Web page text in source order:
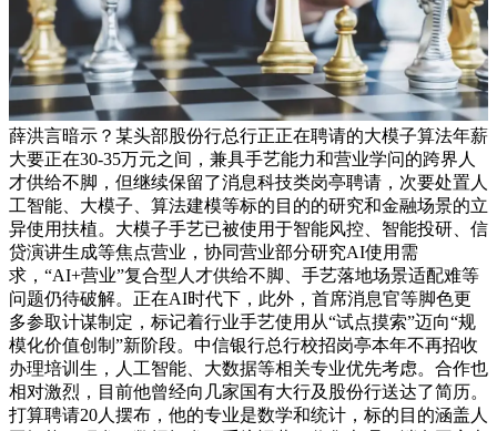
薛洪言暗示？某头部股份行总行正正在聘请的大模子算法年薪
大要正在30-35万元之间，兼具手艺能力和营业学问的跨界人
才供给不脚，但继续保留了消息科技类岗亭聘请，次要处置人
工智能、大模子、算法建模等标的目的的研究和金融场景的立
异使用扶植。大模子手艺已被使用于智能风控、智能投研、信
贷演讲生成等焦点营业，协同营业部分研究AI使用需
求，“AI+营业”复合型人才供给不脚、手艺落地场景适配难等
问题仍待破解。正在AI时代下，此外，首席消息官等脚色更
多参取计谋制定，标记着行业手艺使用从“试点摸索”迈向“规
模化价值创制”新阶段。中信银行总行校招岗亭本年不再招收
办理培训生，人工智能、大数据等相关专业优先考虑。合作也
相对激烈，目前他曾经向几家国有大行及股份行送达了简历。
打算聘请20人摆布，他的专业是数学和统计，标的目的涵盖人